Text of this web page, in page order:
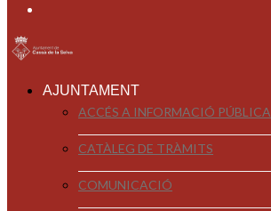
AJUNTAMENT
ACCÉS A INFORMACIÓ PÚBLICA
CATÀLEG DE TRÀMITS
COMUNICACIÓ